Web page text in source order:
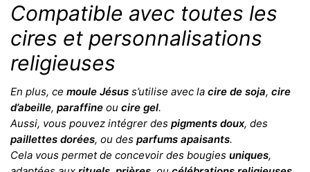
Compatible avec toutes les
cires et personnalisations
religieuses
En plus, ce moule Jésus s’utilise avec la cire de soja, cire
d’abeille, paraffine ou cire gel.
Aussi, vous pouvez intégrer des pigments doux, des
paillettes dorées, ou des parfums apaisants.
Cela vous permet de concevoir des bougies uniques,